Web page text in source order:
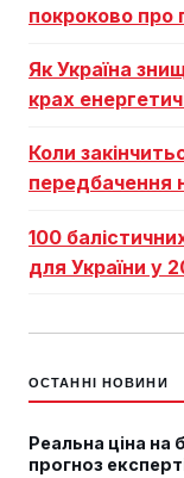
покроково про
Як Україна
крах
Коли
передбачення
100
для України у
ОСТАННІ НОВИНИ
Реальна ціна на
прогноз